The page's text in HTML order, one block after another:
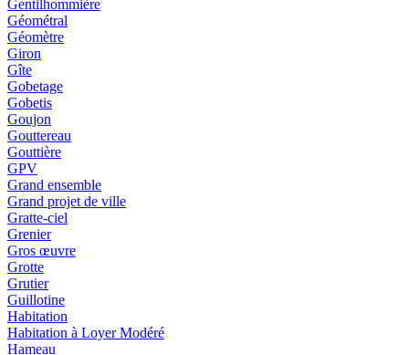
Gentilhommière
Géométral
Géomètre
Giron
Gîte
Gobetage
Gobetis
Goujon
Gouttereau
Gouttière
GPV
Grand ensemble
Grand projet de ville
Gratte-ciel
Grenier
Gros œuvre
Grotte
Grutier
Guillotine
Habitation
Habitation à Loyer Modéré
Hameau